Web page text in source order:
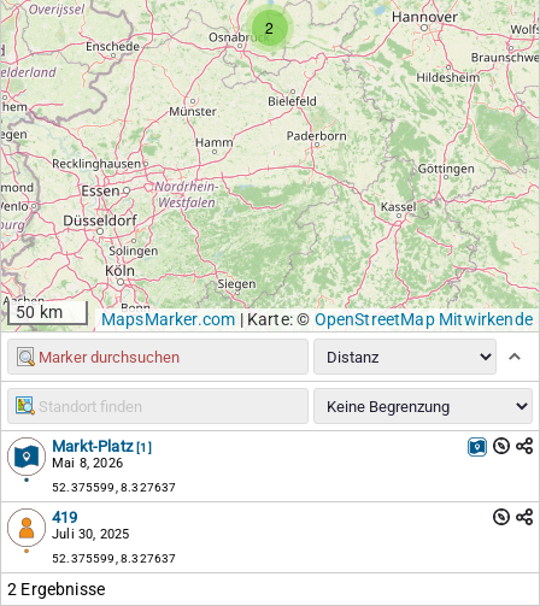
2
50 km MapsMarker.com |Karte: © OpenStreetMap Mitwirkende
Markt-Platz [1]
Mai 8, 2026
52.375599, 8.327637
419
Juli 30, 2025
52.375599, 8.327637
2 Ergebnisse